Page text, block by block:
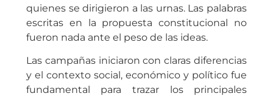
quienes se dirigieron a las urnas. Las palabras
escritas en la propuesta constitucional no
fueron nada ante el peso de las ideas.
Las campañas iniciaron con claras diferencias
y el contexto social, económico y político fue
fundamental para trazar los principales